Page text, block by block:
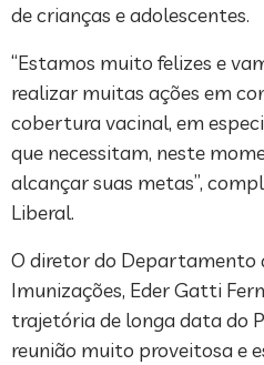
de crianças e adolescentes.
“Estamos muito felizes e
realizar muitas ações em
cobertura vacinal, em
que necessitam, neste
alcançar suas metas”,
Liberal.
O diretor do Departamento
Imunizações, Eder Gatti
trajetória de longa data do
reunião muito proveitosa e